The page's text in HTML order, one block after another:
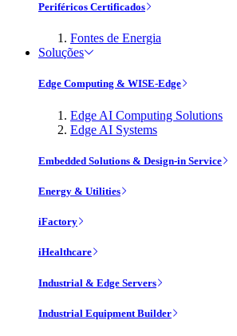
Periféricos Certificados
Fontes de Energia
Soluções
Edge Computing & WISE-Edge
Edge AI Computing Solutions
Edge AI Systems
Embedded Solutions & Design-in Service
Energy & Utilities
iFactory
iHealthcare
Industrial & Edge Servers
Industrial Equipment Builder